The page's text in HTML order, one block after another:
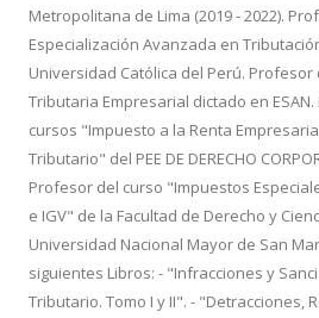
Metropolitana de Lima (2019 - 2022).
Especialización Avanzada en
Universidad Católica del Perú.
Tributaria Empresarial dictado en
cursos "Impuesto a la Renta
Tributario" del PEE DE DERECHO
Profesor del curso "Impuestos
e IGV" de la Facultad de Derecho y
Universidad Nacional Mayor de San
siguientes Libros: - "Infracciones y
Tributario. Tomo I y II". - "Detracciones,